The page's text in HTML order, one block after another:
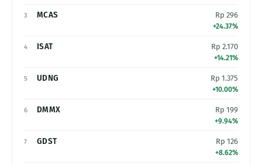
3 MCAS Rp 296
+24.37%
4 ISAT Rp 2.170
+14.21%
5 UDNG Rp 1.375
+10.00%
6 DMMX Rp 199
+9.94%
7 GDST Rp 126
+8.62%